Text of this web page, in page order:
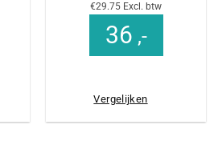
€29.75 Excl. btw
36 ,-
Vergelijken